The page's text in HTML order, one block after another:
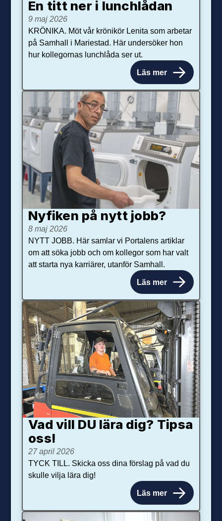
En titt ner i lunchlådan
9 maj 2026
KRÖNIKA. Möt vår krönikör Lenita som arbetar
på Samhall i Mariestad. Här undersöker hon
hur kollegornas lunchlåda ser ut.
Läs mer
Nyfiken på nytt jobb?
8 maj 2026
NYTT JOBB. Här samlar vi Portalens artiklar
om att söka jobb och om kollegor som har valt
att starta nya karriärer, utanför Samhall.
Läs mer
Vad vill DU lära dig? Tipsa
oss!
27 april 2026
TYCK TILL. Skicka oss dina förslag på vad du
skulle vilja lära dig!
Läs mer